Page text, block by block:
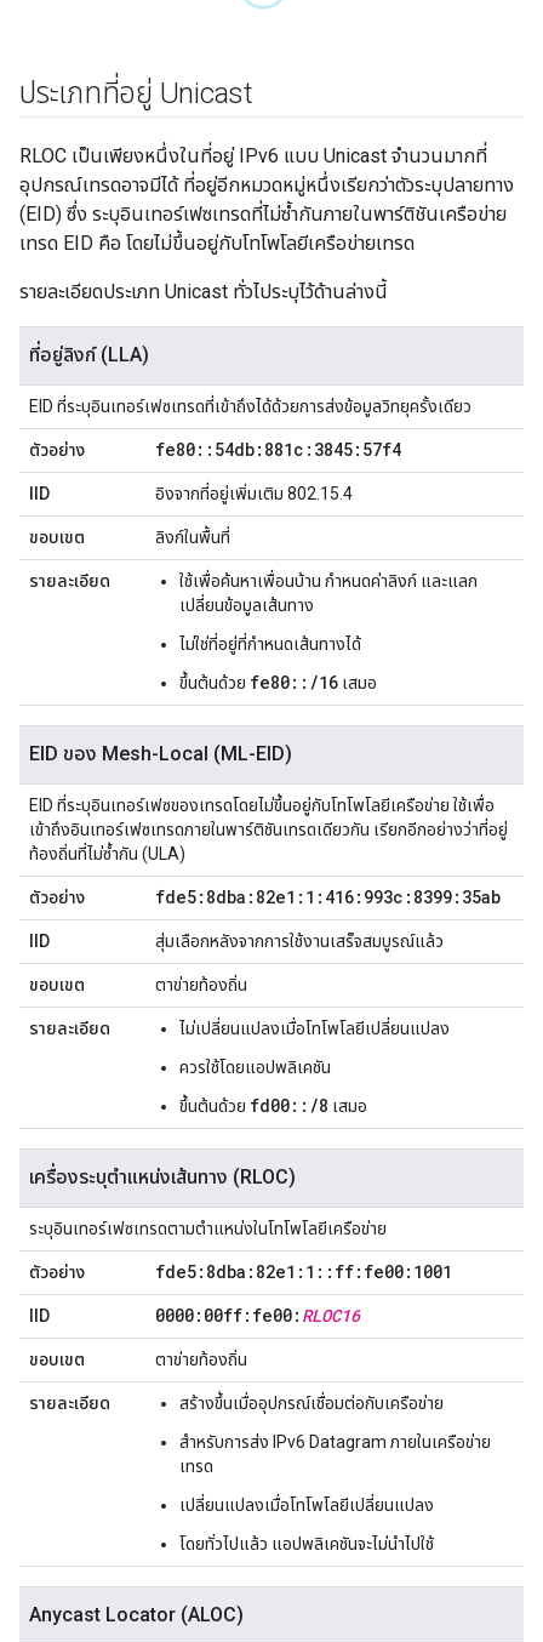
ประเภทที่อยู่ Unicast
RLOC เป็นเพียงหนึ่งในที่อยู่ IPv6 แบบ Unicast จำนวนมากที่
อุปกรณ์เทรดอาจมีได้ ที่อยู่อีกหมวดหมู่หนึ่งเรียกว่าตัวระบุปลายทาง
(EID) ซึ่ง ระบุอินเทอร์เฟซเทรดที่ไม่ซ้ำกันภายในพาร์ติชันเครือข่าย
เทรด EID คือ โดยไม่ขึ้นอยู่กับโทโพโลยีเครือข่ายเทรด
รายละเอียดประเภท Unicast ทั่วไประบุไว้ด้านล่างนี้
ที่อยู่ลิงก์ (LLA)
EID ที่ระบุอินเทอร์เฟซเทรดที่เข้าถึงได้ด้วยการส่งข้อมูลวิทยุครั้งเดียว
ตัวอย่าง fe80:: 54db:881c:3845:57f4
IID อิงจากที่อยู่เพิ่มเติม 802.15.4
ขอบเขต ลิงก์ในพื้นที่
รายละเอียด
ใช้เพื่อค้นหาเพื่อนบ้าน กำหนดค่าลิงก์ และแลก
เปลี่ยนข้อมูลเส้นทาง
ไม่ใช่ที่อยู่ที่กำหนดเส้นทางได้
ขึ้นต้นด้วย fe80::/16 เสมอ
EID ของ Mesh-Local (ML-EID)
EID ที่ระบุอินเทอร์เฟซของเทรดโดยไม่ขึ้นอยู่กับโทโพโลยีเครือข่าย ใช้เพื่อ
เข้าถึงอินเทอร์เฟซเทรดภายในพาร์ติชันเทรดเดียวกัน เรียกอีกอย่างว่าที่อยู่
ท้องถิ่นที่ไม่ซ้ำกัน (ULA)
ตัวอย่าง fde5:8dba:82e1:1:416:993c:8399:35ab
IID สุ่มเลือกหลังจากการใช้งานเสร็จสมบูรณ์แล้ว
ขอบเขต ตาข่ายท้องถิ่น
รายละเอียด
ไม่เปลี่ยนแปลงเมื่อโทโพโลยีเปลี่ยนแปลง
ควรใช้โดยแอปพลิเคชัน
ขึ้นต้นด้วย fd00::/8 เสมอ
เครื่องระบุตำแหน่งเส้นทาง (RLOC)
ระบุอินเทอร์เฟซเทรดตามตำแหน่งในโทโพโลยีเครือข่าย
ตัวอย่าง fde5:8dba:82e1:1 :: ff:fe00:1001
IID 0000:00ff:fe00: RLOC16
ขอบเขต ตาข่ายท้องถิ่น
รายละเอียด
สร้างขึ้นเมื่ออุปกรณ์เชื่อมต่อกับเครือข่าย
สำหรับการส่ง IPv6 Datagram ภายในเครือข่าย
เทรด
เปลี่ยนแปลงเมื่อโทโพโลยีเปลี่ยนแปลง
โดยทั่วไปแล้ว แอปพลิเคชันจะไม่นำไปใช้
Anycast Locator (ALOC)